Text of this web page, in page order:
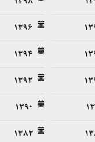
۱۳۹۶
۱۳۹۴
۱۳۹۲
۱۳۹۰
۱۳۸۲